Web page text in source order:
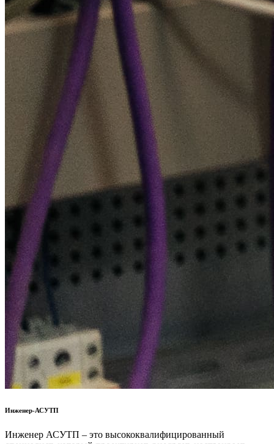
Инженер-АСУТП
Инженер АСУТП – это высококвалифицированный